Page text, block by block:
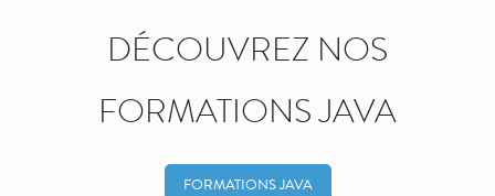
DÉCOUVREZ NOS
FORMATIONS JAVA
FORMATIONS JAVA